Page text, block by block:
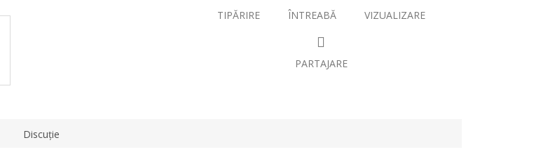
TIPĂRIRE ÎNTREABĂ VIZUALIZARE
PARTAJARE
Discuţie